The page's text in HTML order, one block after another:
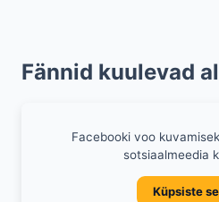
Fännid kuulevad
Facebooki voo
sotsiaalmeedia
Küpsiste